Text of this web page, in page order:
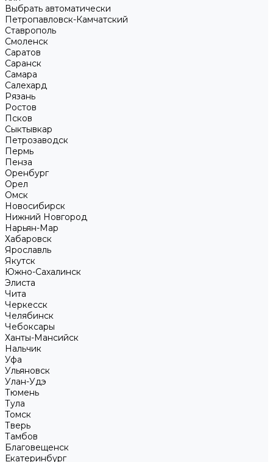
Выбрать автоматически
Петропавловск-Камчатский
Ставрополь
Смоленск
Саратов
Саранск
Самара
Салехард
Рязань
Ростов
Псков
Сыктывкар
Петрозаводск
Пермь
Пенза
Оренбург
Орел
Омск
Новосибирск
Нижний Новгород
Нарьян-Мар
Хабаровск
Ярославль
Якутск
Южно-Сахалинск
Элиста
Чита
Черкесск
Челябинск
Чебоксары
Ханты-Мансийск
Нальчик
Уфа
Ульяновск
Улан-Удэ
Тюмень
Тула
Томск
Тверь
Тамбов
Благовещенск
Екатеринбург